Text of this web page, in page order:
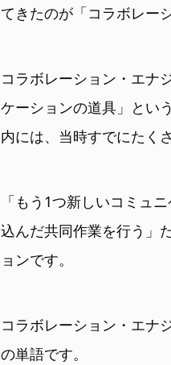
てきたのが「コラボレー
コラボレーション・エナ
ケーションの道具」とい
内には、当時すでにたく
「もう1つ新しいコミュ
込んだ共同作業を行う」
ョンです。
コラボレーション・エナ
の単語です。